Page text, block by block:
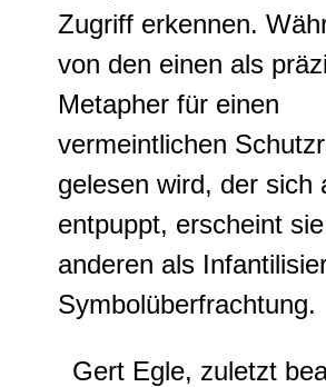
Zugriff erkennen.
von den einen als
Metapher für einen
vermeintlichen
gelesen wird, der sich
entpuppt, erscheint
anderen als
Symbolüberfrachtung.
Gert Egle, zuletzt